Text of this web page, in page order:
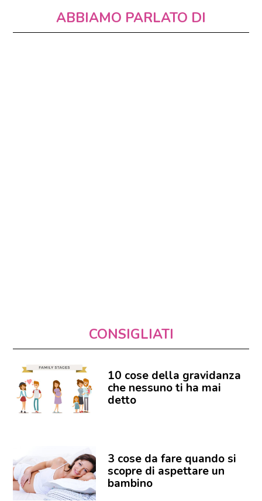
ABBIAMO PARLATO DI
CONSIGLIATI
10 cose della gravidanza
che nessuno ti ha mai
detto
3 cose da fare quando si
scopre di aspettare un
bambino